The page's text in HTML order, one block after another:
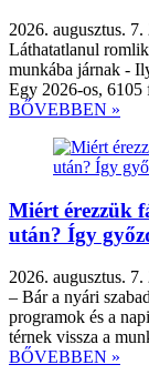
2026. augusztus. 7.
Láthatatlanul
munkába járnak -
Egy 2026-os,
BŐVEBBEN »
Miért érezzük
után? Így
2026. augusztus. 7.
– Bár a nyári
programok és a
térnek vissza a
BŐVEBBEN »